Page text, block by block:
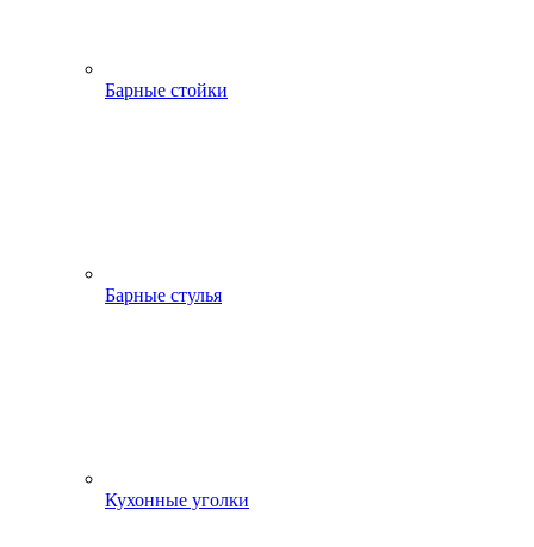
Барные стойки
Барные стулья
Кухонные уголки